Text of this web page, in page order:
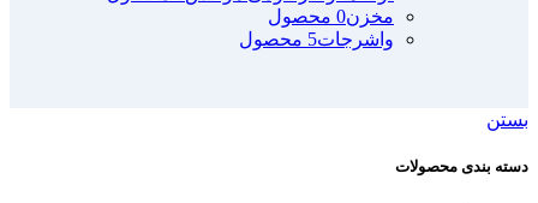
مخزن0 محصول
واشرجات5 محصول
بستن
دسته بندی محصولات